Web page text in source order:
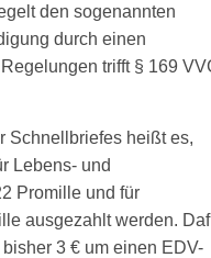
den sogenannten
durch einen
trifft § 169
Schnellbriefes heißt es,
Lebens- und
Promille und für
ausgezahlt werden.
3 € um einen EDV-